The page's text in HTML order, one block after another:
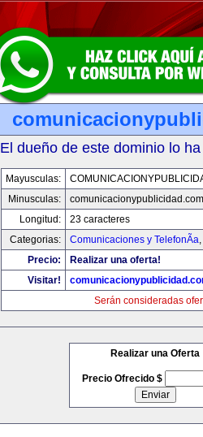
El dueño de este dominio lo
Mayusculas:
Minusculas:
comunicacionypublicidad.com
Longitud:
23 caracteres
Categorias:
Comunicaciones y TelefonÃ­a,
Precio:
Realizar una oferta!
Visitar!
Serán consideradas
Realizar una Oferta
Precio Ofrecido $